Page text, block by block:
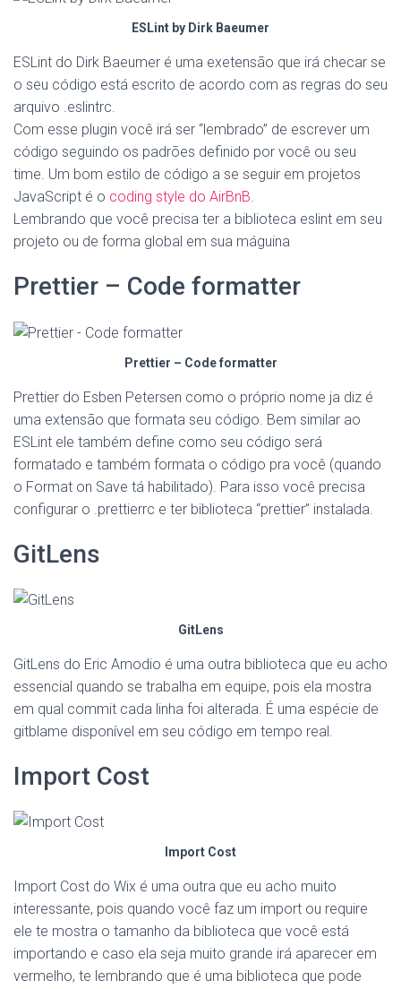
ESLint by Dirk Baeumer
ESLint do Dirk Baeumer é uma exetensão que irá checar se
o seu código está escrito de acordo com as regras do seu
arquivo .eslintrc.
Com esse plugin você irá ser “lembrado” de escrever um
código seguindo os padrões definido por você ou seu
time. Um bom estilo de código a se seguir em projetos
JavaScript é o coding style do AirBnB.
Lembrando que você precisa ter a biblioteca eslint em seu
projeto ou de forma global em sua máguina
Prettier – Code formatter
Prettier – Code formatter
Prettier do Esben Petersen como o próprio nome ja diz é
uma extensão que formata seu código. Bem similar ao
ESLint ele também define como seu código será
formatado e também formata o código pra você (quando
o Format on Save tá habilitado). Para isso você precisa
configurar o .prettierrc e ter biblioteca “prettier” instalada.
GitLens
GitLens
GitLens do Eric Amodio é uma outra biblioteca que eu acho
essencial quando se trabalha em equipe, pois ela mostra
em qual commit cada linha foi alterada. É uma espécie de
gitblame disponível em seu código em tempo real.
Import Cost
Import Cost
Import Cost do Wix é uma outra que eu acho muito
interessante, pois quando você faz um import ou require
ele te mostra o tamanho da biblioteca que você está
importando e caso ela seja muito grande irá aparecer em
vermelho, te lembrando que é uma biblioteca que pode